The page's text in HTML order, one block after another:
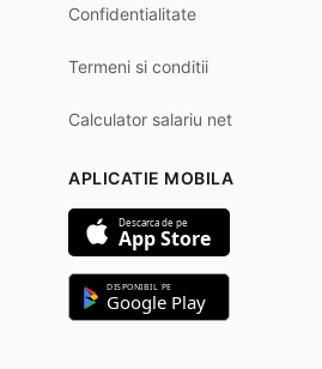
Confidentialitate
Termeni si conditii
Calculator salariu net
APLICATIE MOBILA
Descarca de pe
App Store
DISPONIBIL PE
Google Play